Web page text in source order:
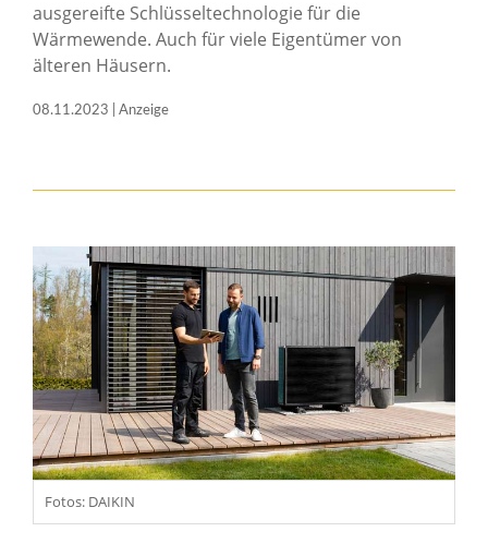
ausgereifte Schlüsseltechnologie für die
Wärmewende. Auch für viele Eigentümer von
älteren Häusern.
08.11.2023 | Anzeige
Fotos: DAIKIN